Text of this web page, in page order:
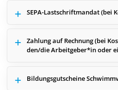
SEPA-Lastschriftmandat (bei
Zahlung auf Rechnung (bei
den/die Arbeitgeber*in oder
Bildungsgutscheine